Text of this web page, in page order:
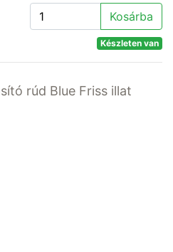
Kosárba
Készleten van
rúd Blue Friss illat